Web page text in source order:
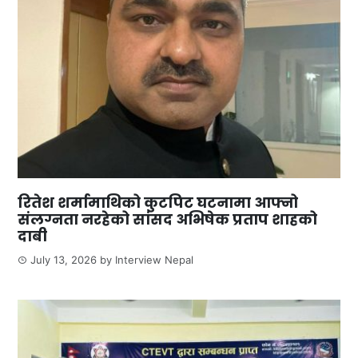
रितेश शर्मामाथिको कुटपिट घटनामा आफ्नो
संलग्नता नरहेको सांसद अभिषेक प्रताप शाहको
दाबी
July 13, 2026 by Interview Nepal